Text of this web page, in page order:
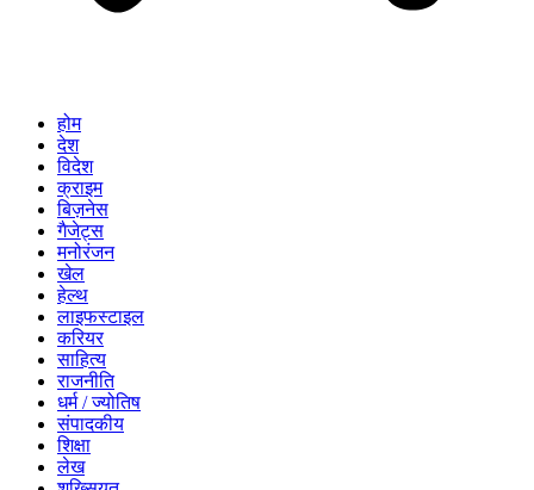
होम
देश
विदेश
क्राइम
बिज़नेस
गैजेट्स
मनोरंजन
खेल
हेल्थ
लाइफस्टाइल
करियर
साहित्य
राजनीति
धर्म / ज्योतिष
संपादकीय
शिक्षा
लेख